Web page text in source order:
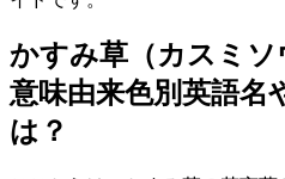
かすみ草（カスミソ
意味由来色別英語名
は？